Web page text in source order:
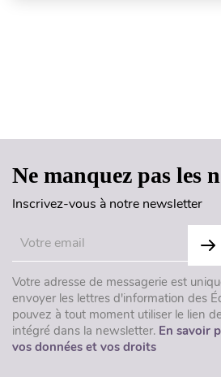
Ne manquez pas les
Inscrivez-vous à notre newsletter
Votre adresse de messagerie est
envoyer les lettres d'information des
pouvez à tout moment utiliser le lien
intégré dans la newsletter. En savoir
vos données et vos droits